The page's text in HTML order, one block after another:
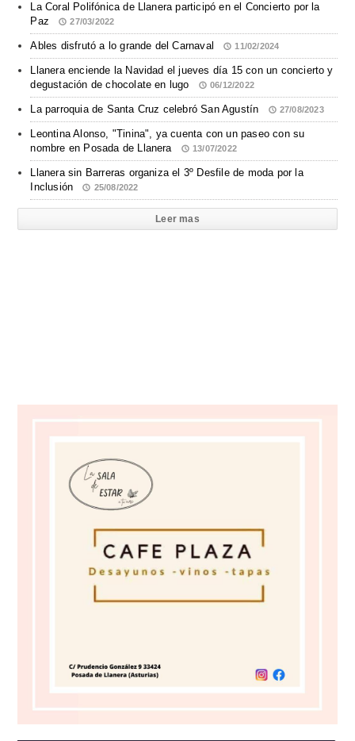
La Coral Polifónica de Llanera participó en el Concierto por la
Paz
27/03/2022
Ables disfrutó a lo grande del Carnaval 11/02/2024
Llanera enciende la Navidad el jueves día 15 con un concierto y
degustación de chocolate en lugo
06/12/2022
La parroquia de Santa Cruz celebró San Agustín 27/08/2023
Leontina Alonso, "Tinina", ya cuenta con un paseo con su
nombre en Posada de Llanera
13/07/2022
Llanera sin Barreras organiza el 3º Desfile de moda por la
Inclusión
25/08/2022
Leer mas